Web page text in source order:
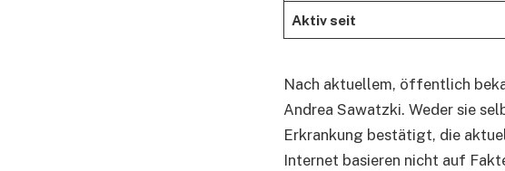
Aktiv seit
Nach aktuellem, öffentlich
Andrea Sawatzki. Weder sie
Erkrankung bestätigt, die
Internet basieren nicht auf